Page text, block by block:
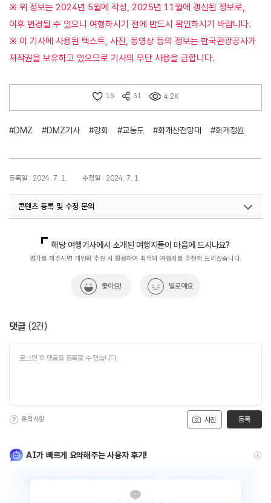
※ 위 정보는 2024년 5월에 작성, 2025년 11월에 갱신된 정보로,
이후 변경될 수 있으니 여행하시기 전에 반드시 확인하시기 바랍니다.
※ 이 기사에 사용된 텍스트, 사진, 동영상 등의 정보는 한국관광공사가
저작권을 보유하고 있으므로 기사의 무단 사용을 금합니다.
15 31 4.2K
#DMZ #DMZ기사 #강화 #교동도 #화개산전망대 #화개정원
등록일 : 2024. 7. 1. 수정일 : 2024. 7. 1.
콘텐츠 등록 및 수정 문의
해당 여행기사에서 소개된 여행지들이 마음에 드시나요?
평가를 해주시면 개인화 추천 시 활용하여 최적의 여행지를 추천해 드리겠습니다.
좋아요! 별로예요
댓글 (2건)
사진
유의사항 등록
AI가 빠르게 요약해주는 사용자 후기!